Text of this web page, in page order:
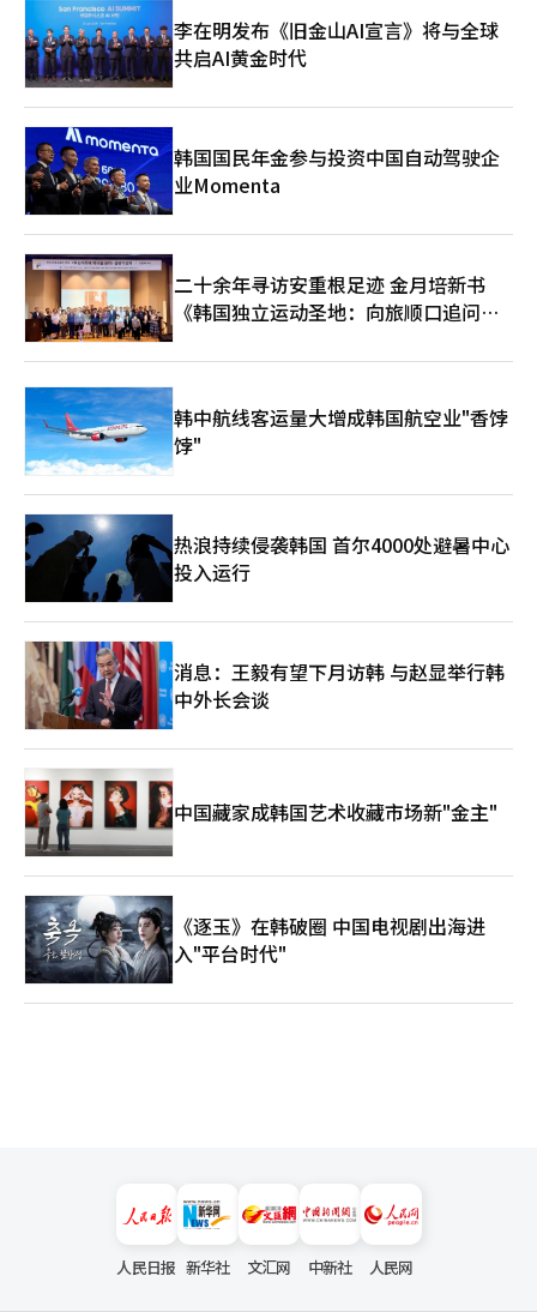
的能力也可能被滥用于攻击自动化。华盛顿邮报报道，安特罗皮克
可以帮助修复长期被忽视的漏洞，但也可能增强黑客的攻击能力。
在美国，关于扩大访问的谨慎声音也在增加。《华尔街日报》报
道，白宫反对安特罗皮克扩大米托斯访问的计划，认为如果将强大
的网络AI模型开放给更多机构，滥用风险和控制问题将加剧。 政府
也在朝着短期合作与中长期自立并行的方向发展。短期内，通过与
安特罗皮克等全球AI领先企业的合作，提高漏洞信息共享和防御能
力；中长期则推动网络安全专用独立AI模型的开发。科学技术信息
通信部计划在本月底或下月初，发布国内独立AI基础模型开发企业
与安全行业意见的AI安全应对方案。 此次讨论表明，AI安全问题已
超越单纯的技术合作，成为国家安全与产业竞争力的问题。AI可以
提高漏洞检测与应对的速度，但攻击者也可以利用同样的技术。如
果韩国无法接入全球合作网络，将在获取最新威胁信息与防御技术
方面落后，反之，盲目开放又可能加大控制风险。 政府的任务十
分明确。无论是否参与玻璃翅膀，国内安全企业、研究机构、金
融、通信、平台企业都需要共同建立可用的验证体系。AI安全模型
要。独立模型的开发也必须能够在实际漏洞分析与应对中发挥作
用。 柳济明科学技术信息通信部第二次官表示：“前沿级AI模型的
性能正在快速提升，应用范围也在扩大，创造安全的使用环境与AI
创新同样是重要任务。我们将积极与全球AI领先企业合作，加强AI
模型的安全性、网络安全能力等AI风险的预防与应对体系。”※ 本
报道经人工智能（AI）系统翻译与编辑。
李在明发布《旧金山AI宣言》将与全球
共启AI黄金时代
韩国国民年金参与投资中国自动驾驶企
业Momenta
二十余年寻访安重根足迹 金月培新书
《韩国独立运动圣地：向旅顺口追问历
韩中航线客运量大增成韩国航空业"香饽
饽"
热浪持续侵袭韩国 首尔4000处避暑中心
投入运行
消息：王毅有望下月访韩 与赵显举行韩
中外长会谈
中国藏家成韩国艺术收藏市场新"金主"
《逐玉》在韩破圈 中国电视剧出海进
入"平台时代"
人民日报 新华社 文汇网 中新社 人民网